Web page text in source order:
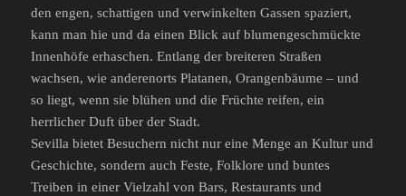
den engen, schattigen und verwinkelten Gassen spaziert,
kann man hie und da einen Blick auf blumengeschmückte
Innenhöfe erhaschen. Entlang der breiteren Straßen
wachsen, wie anderenorts Platanen, Orangenbäume – und
so liegt, wenn sie blühen und die Früchte reifen, ein
herrlicher Duft über der Stadt.
Sevilla bietet Besuchern nicht nur eine Menge an Kultur und
Geschichte, sondern auch Feste, Folklore und buntes
Treiben in einer Vielzahl von Bars, Restaurants und